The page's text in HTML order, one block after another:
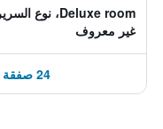
Deluxe room، نوع السرير
غير معروف
24 صفقة إضافية ابتداءً من 59 ﷼